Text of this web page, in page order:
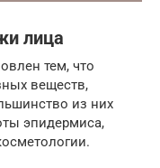
лица
тем, что
веществ,
из них
эпидермиса,